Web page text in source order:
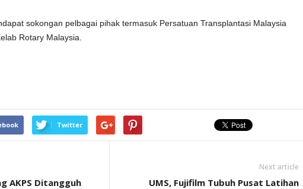
sokongan pelbagai pihak termasuk Persatuan Transplantasi Malaysia
Rotary Malaysia.
Twitter
AKPS Ditangguh
Next article
UMS, Fujifilm Tubuh Pusat Latihan